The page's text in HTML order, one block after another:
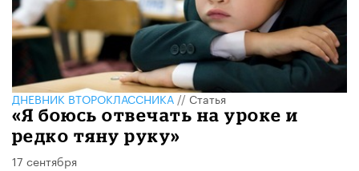
ДНЕВНИК ВТОРОКЛАССНИКА//Статья
«Я боюсь отвечать на уроке и
редко тяну руку»
17 сентября